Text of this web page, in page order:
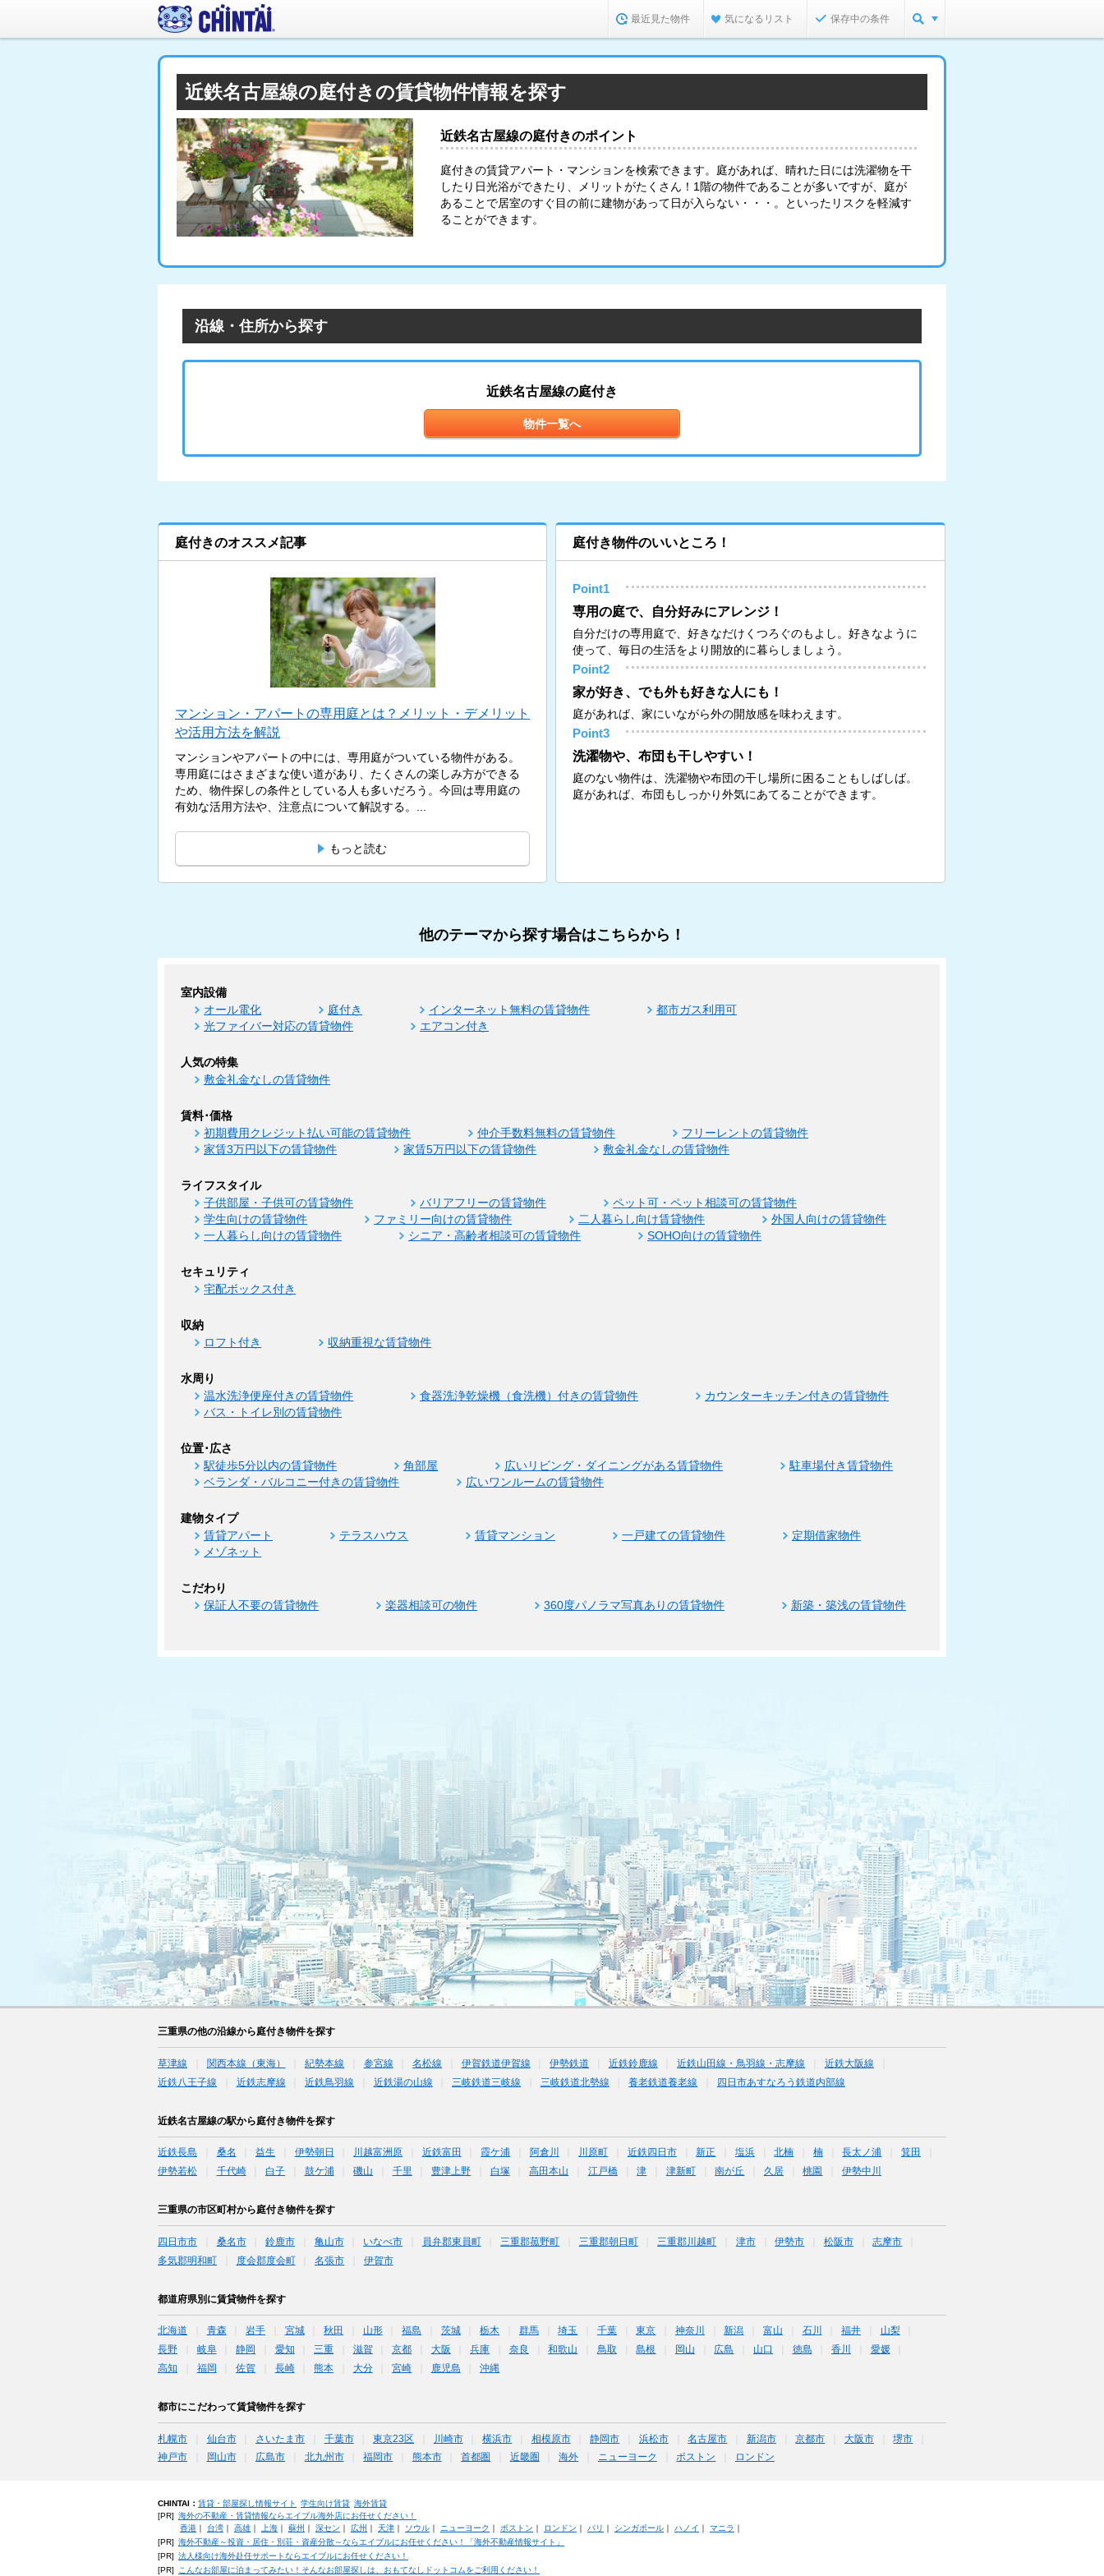
最近見た物件 気になるリスト 保存中の条件
近鉄名古屋線の庭付きの賃貸物件情報を探す
近鉄名古屋線の庭付きのポイント
庭付きの賃貸アパート・マンションを検索できます。庭があれば、晴れた日には洗濯物を干
したり日光浴ができたり、メリットがたくさん！1階の物件であることが多いですが、庭が
あることで居室のすぐ目の前に建物があって日が入らない・・・。といったリスクを軽減す
ることができます。
沿線・住所から探す
近鉄名古屋線の庭付き
物件一覧へ
庭付きのオススメ記事
マンション・アパートの専用庭とは？メリット・デメリット
や活用方法を解説
マンションやアパートの中には、専用庭がついている物件がある。
専用庭にはさまざまな使い道があり、たくさんの楽しみ方ができる
ため、物件探しの条件としている人も多いだろう。今回は専用庭の
有効な活用方法や、注意点について解説する。...
もっと読む
庭付き物件のいいところ！
Point1
専用の庭で、自分好みにアレンジ！
自分だけの専用庭で、好きなだけくつろぐのもよし。好きなように
使って、毎日の生活をより開放的に暮らしましょう。
Point2
家が好き、でも外も好きな人にも！
庭があれば、家にいながら外の開放感を味わえます。
Point3
洗濯物や、布団も干しやすい！
庭のない物件は、洗濯物や布団の干し場所に困ることもしばしば。
庭があれば、布団もしっかり外気にあてることができます。
他のテーマから探す場合はこちらから！
室内設備
オール電化 庭付き インターネット無料の賃貸物件
都市ガス利用可
光ファイバー対応の賃貸物件
エアコン付き
人気の特集
敷金礼金なしの賃貸物件
賃料･価格
初期費用クレジット払い可能の賃貸物件 仲介手数料無料の賃貸物件
フリーレントの賃貸物件
家賃3万円以下の賃貸物件
家賃5万円以下の賃貸物件 敷金礼金なしの賃貸物件
ライフスタイル
子供部屋・子供可の賃貸物件 バリアフリーの賃貸物件
ペット可・ペット相談可の賃貸物件
学生向けの賃貸物件
ファミリー向けの賃貸物件 二人暮らし向け賃貸物件
外国人向けの賃貸物件
一人暮らし向けの賃貸物件
シニア・高齢者相談可の賃貸物件 SOHO向けの賃貸物件
セキュリティ
宅配ボックス付き
収納
ロフト付き 収納重視な賃貸物件
水周り
温水洗浄便座付きの賃貸物件 食器洗浄乾燥機（食洗機）付きの賃貸物件
カウンターキッチン付きの賃貸物件
バス・トイレ別の賃貸物件
位置･広さ
駅徒歩5分以内の賃貸物件 角部屋 広いリビング・ダイニングがある賃貸物件
駐車場付き賃貸物件
ベランダ・バルコニー付きの賃貸物件
広いワンルームの賃貸物件
建物タイプ
賃貸アパート テラスハウス 賃貸マンション 一戸建ての賃貸物件
定期借家物件
メゾネット
こだわり
保証人不要の賃貸物件 楽器相談可の物件 360度パノラマ写真ありの賃貸物件 新築・築浅の賃貸物件
三重県の他の沿線から庭付き物件を探す
草津線 関西本線（東海） 紀勢本線 参宮線 名松線 伊賀鉄道伊賀線 伊勢鉄道 近鉄鈴鹿線 近鉄山田線・鳥羽線・志摩線
近鉄大阪線
近鉄八王子線
近鉄志摩線 近鉄鳥羽線 近鉄湯の山線 三岐鉄道三岐線 三岐鉄道北勢線 養老鉄道養老線 四日市あすなろう鉄道内部線
近鉄名古屋線の駅から庭付き物件を探す
近鉄長島 桑名 益生 伊勢朝日 川越富洲原 近鉄富田 霞ケ浦 阿倉川 川原町 近鉄四日市 新正 塩浜 北楠 楠 長太ノ浦
箕田
伊勢若松
千代崎 白子 鼓ケ浦 磯山 千里 豊津上野 白塚 高田本山 江戸橋 津 津新町 南が丘 久居 桃園 伊勢中川
三重県の市区町村から庭付き物件を探す
四日市市 桑名市 鈴鹿市 亀山市 いなべ市 員弁郡東員町 三重郡菰野町 三重郡朝日町 三重郡川越町 津市 伊勢市 松阪市
志摩市
多気郡明和町
度会郡度会町 名張市 伊賀市
都道府県別に賃貸物件を探す
北海道 青森 岩手 宮城 秋田 山形 福島 茨城 栃木 群馬 埼玉 千葉 東京 神奈川 新潟 富山 石川 福井
山梨
長野
岐阜 静岡 愛知 三重 滋賀 京都 大阪 兵庫 奈良 和歌山 鳥取 島根 岡山 広島 山口 徳島 香川
愛媛
高知
福岡 佐賀 長崎 熊本 大分 宮崎 鹿児島 沖縄
都市にこだわって賃貸物件を探す
札幌市 仙台市 さいたま市 千葉市 東京23区 川崎市 横浜市 相模原市 静岡市 浜松市 名古屋市 新潟市 京都市 大阪市
堺市
神戸市
岡山市 広島市 北九州市 福岡市 熊本市 首都圏 近畿圏 海外 ニューヨーク ボストン ロンドン
CHINTAI： 賃貸・部屋探し情報サイト 学生向け賃貸 海外賃貸
[PR] 海外の不動産・賃貸情報ならエイブル海外店にお任せください！
香港｜ 台湾｜ 高雄｜ 上海｜ 蘇州 深セン 広州 天津｜ ソウル｜ ニューヨーク ボストン ロンドン パリ シンガポール｜ ハノイ マニラ
[PR] 海外不動産～投資・居住・別荘・資産分散～ならエイブルにお任せください！「海外不動産情報サイト」
[PR] 法人様向け海外赴任サポートならエイブルにお任せください！
[PR]
こんなお部屋に泊まってみたい！そんなお部屋探しは、おもてなしドットコムをご利用ください！